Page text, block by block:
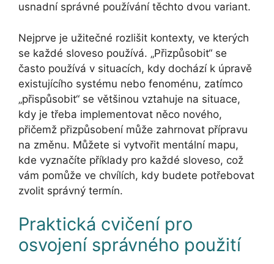
usnadní správné používání těchto dvou variant.
Nejprve je užitečné rozlišit kontexty, ve kterých
se každé sloveso používá. „Přizpůsobit“ se
často používá v situacích, kdy dochází k úpravě
existujícího systému nebo fenoménu, zatímco
„přispůsobit“ se většinou vztahuje na situace,
kdy je třeba implementovat něco nového,
přičemž přizpůsobení může zahrnovat přípravu
na změnu. Můžete si vytvořit mentální mapu,
kde vyznačíte příklady pro každé sloveso, což
vám pomůže ve chvílích, kdy budete potřebovat
zvolit správný termín.
Praktická cvičení pro
osvojení správného použití